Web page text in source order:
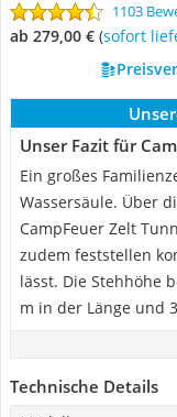
1103
ab 279,00 € ( Sofort
Unser Fazit für
Ein großes
Wassersäule. Über
CampFeuer Zelt
zudem feststellen
lässt. Die Stehhöhe
m in der Länge und
Technische Details